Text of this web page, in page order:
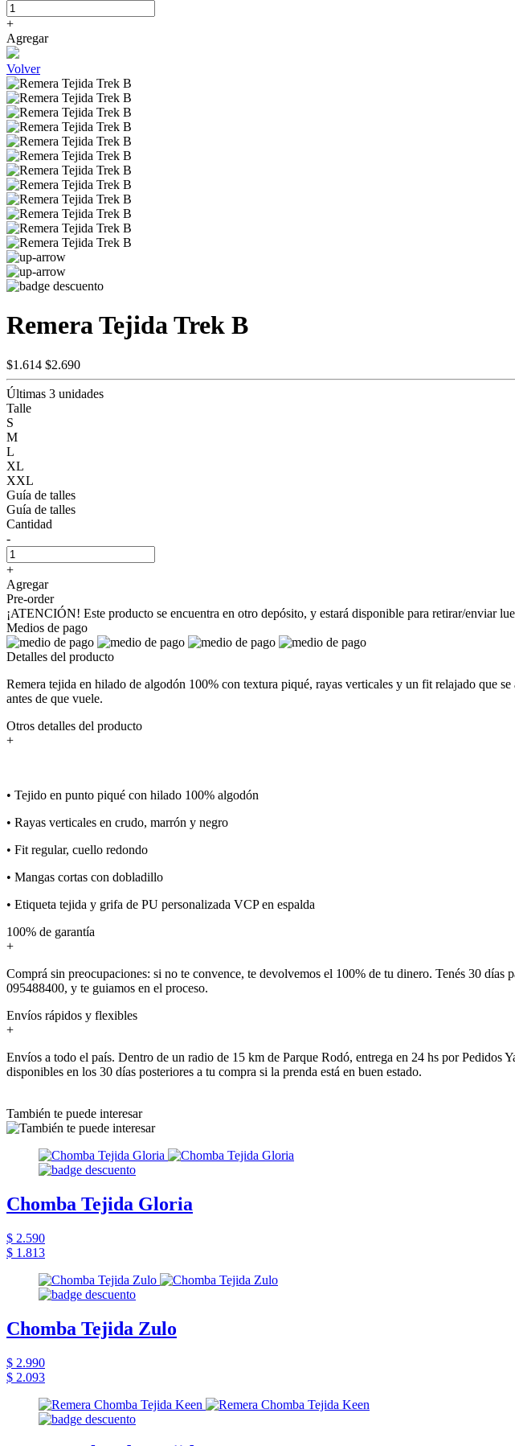
+
Agregar
Volver
Remera Tejida Trek B
$1.614 $2.690
Últimas 3 unidades
Talle
S
M
L
XL
XXL
Guía de talles
Guía de talles
Cantidad
-
+
Agregar
Pre-order
¡ATENCIÓN! Este producto se encuentra en otro depósito, y estará disponible para retirar/enviar
Medios de pago
Detalles del producto
Remera tejida en hilado de algodón 100% con textura piqué, rayas verticales y un fit relajado que
antes de que vuele.
Otros detalles del producto
+
• Tejido en punto piqué con hilado 100% algodón
• Rayas verticales en crudo, marrón y negro
• Fit regular, cuello redondo
• Mangas cortas con dobladillo
• Etiqueta tejida y grifa de PU personalizada VCP en espalda
100% de garantía
+
Comprá sin preocupaciones: si no te convence, te devolvemos el 100% de tu dinero. Tenés 30
095488400, y te guiamos en el proceso.
Envíos rápidos y flexibles
+
Envíos a todo el país. Dentro de un radio de 15 km de Parque Rodó, entrega en 24 hs por
disponibles en los 30 días posteriores a tu compra si la prenda está en buen estado.
También te puede interesar
Chomba Tejida Gloria
$ 2.590
$ 1.813
Chomba Tejida Zulo
$ 2.990
$ 2.093